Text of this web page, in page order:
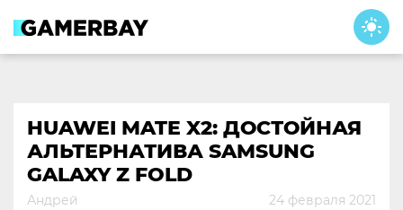
content
HUAWEI MATE X2: ДОСТОЙНАЯ
АЛЬТЕРНАТИВА SAMSUNG
GALAXY Z FOLD
Андрей 24 февраля 2021